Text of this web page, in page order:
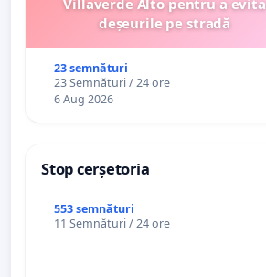
Villaverde Alto pentru a evita
deșeurile pe stradă
23 semnături
23 Semnături / 24 ore
6 Aug 2026
Stop cerșetoria
553 semnături
11 Semnături / 24 ore